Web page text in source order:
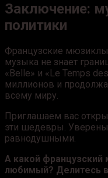
Заключение:
политики
Французские мюзиклы
музыка не знает
«Belle» и «Le Temps
миллионов и
всему миру.
Приглашаем вас
эти шедевры.
равнодушными.
А какой
любимый? Делитесь